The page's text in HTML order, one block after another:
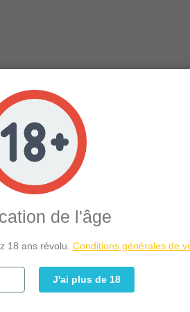
Le Lime Tea -
de l'âge
18 ans révolu. Conditions générales de
J'ai plus de 18